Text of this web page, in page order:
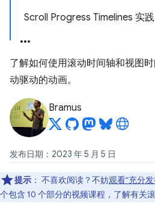
Scroll Progress Timelines 实践
了解如何使用滚动时间轴和视图
动驱动的动画。
Bramus
发布日期：2023 年 5 月 5 日
提示 ： 不喜欢阅读？不妨观看“充分
个包含 10 个部分的视频课程，了解有关